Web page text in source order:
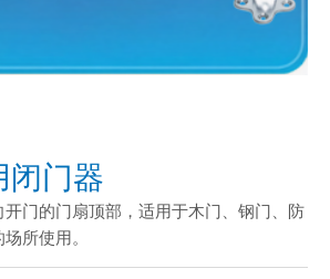
闭门器
开门的门扇顶部，适用于木门、钢门、防
所使用。